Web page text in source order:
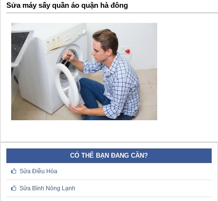
Sửa máy sấy quần áo quận hà đông
CÓ THỂ BẠN ĐANG CẦN?
Sửa Điều Hòa
Sửa Bình Nóng Lạnh